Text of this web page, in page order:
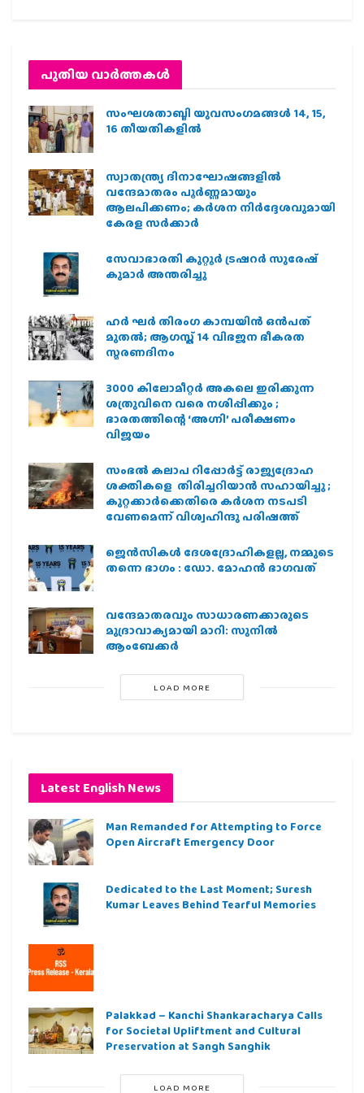
പുതിയ വാര്‍ത്തകള്‍
സംഘശതാബ്ദി യുവസംഗമങ്ങള്‍ 14, 15,
16 തീയതികളില്‍
സ്വാതന്ത്ര്യ ദിനാഘോഷങ്ങളിൽ
വന്ദേമാതരം പൂർണ്ണമായും
ആലപിക്കണം; കർശന നിർദ്ദേശവുമായി
കേരള സർക്കാർ
സേവാഭാരതി കുറ്റൂർ ട്രഷറർ സുരേഷ്
കുമാർ അന്തരിച്ചു
ഹര്‍ ഘര്‍ തിരംഗ കാമ്പയിന്‍ ഒന്‍പത്
മുതല്‍; ആഗസ്ത് 14 വിഭജന ഭീകരത
സ്മരണദിനം
3000 കിലോമീറ്റർ അകലെ ഇരിക്കുന്ന
ശത്രുവിനെ വരെ നശിപ്പിക്കും ;
ഭാരതത്തിന്റെ ‘അഗ്നി’ പരീക്ഷണം
വിജയം
സംഭൽ കലാപ റിപ്പോർട്ട് രാജ്യദ്രോഹ
ശക്തികളെ തിരിച്ചറിയാൻ സഹായിച്ചു ;
കുറ്റക്കാർക്കെതിരെ കർശന നടപടി
വേണമെന്ന് വിശ്വഹിന്ദു പരിഷത്ത്
ജെന്‍സികള്‍ ദേശദ്രോഹികളല്ല, നമ്മുടെ
തന്നെ ഭാഗം : ഡോ. മോഹന്‍ ഭാഗവത്
വന്ദേമാതരവും സാധാരണക്കാരുടെ
മുദ്രാവാക്യമായി മാറി: സുനിൽ
ആംബേക്കർ
LOAD MORE
Latest English News
Man Remanded for Attempting to Force
Open Aircraft Emergency Door
Dedicated to the Last Moment; Suresh
Kumar Leaves Behind Tearful Memories
Palakkad – Kanchi Shankaracharya Calls
for Societal Upliftment and Cultural
Preservation at Sangh Sanghik
LOAD MORE